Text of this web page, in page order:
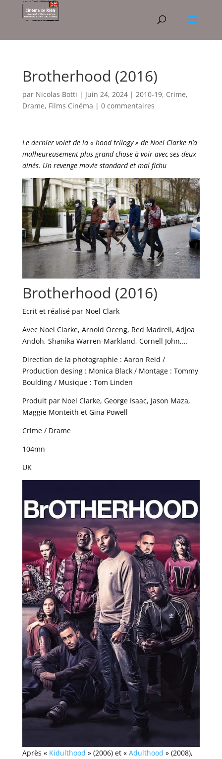
Brotherhood (2016)
par Nicolas Botti | Juin 24, 2024| 2010-19, Crime,
Drame, Films Cinéma | 0 commentaires
Le dernier volet de la « hood trilogy » de Noel Clarke n’a
malheureusement plus grand chose à voir avec ses deux
ainés. Un revenge movie standard et mal fichu
Brotherhood (2016)
Ecrit et réalisé par Noel Clark
Avec Noel Clarke, Arnold Oceng, Red Madrell, Adjoa
Andoh, Shanika Warren-Markland, Cornell John,…
Direction de la photographie : Aaron Reid /
Production desing : Monica Black / Montage : Tommy
Boulding / Musique : Tom Linden
Produit par Noel Clarke, George Isaac, Jason Maza,
Maggie Monteith et Gina Powell
Crime / Drame
104mn
UK
Après « Kidulthood » (2006) et « Adulthood » (2008),